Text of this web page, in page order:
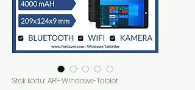
Stok kodu: AR1-Windows-Tablet